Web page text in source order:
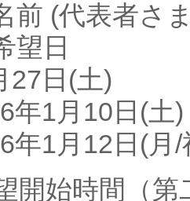
前 (代表者さ
望日
27日(土)
年1月10日(土)
年1月12日(月/
開始時間（第